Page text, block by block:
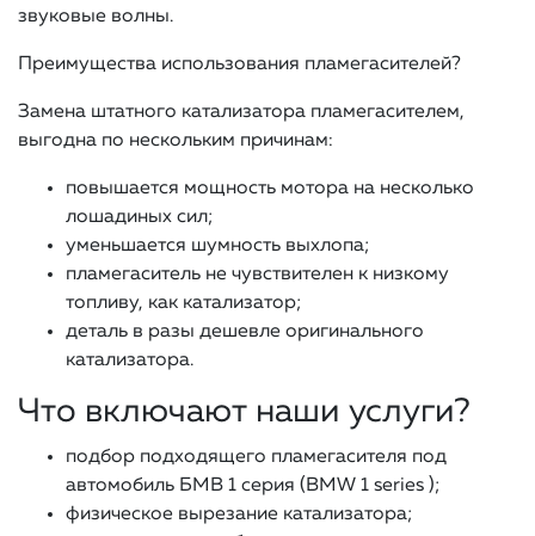
звуковые волны.
Преимущества использования пламегасителей?
Замена штатного катализатора пламегасителем,
выгодна по нескольким причинам:
повышается мощность мотора на несколько
лошадиных сил;
уменьшается шумность выхлопа;
пламегаситель не чувствителен к низкому
топливу, как катализатор;
деталь в разы дешевле оригинального
катализатора.
Что включают наши услуги?
подбор подходящего пламегасителя под
автомобиль БМВ 1 серия (BMW 1 series );
физическое вырезание катализатора;